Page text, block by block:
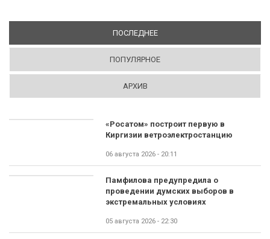
ПОСЛЕДНЕЕ(АКТИВНАЯ ВКЛАДКА)
ПОПУЛЯРНОЕ
АРХИВ
«Росатом» построит первую в
Киргизии ветроэлектростанцию
06 августа 2026 - 20:11
Памфилова предупредила о
проведении думских выборов в
экстремальных условиях
05 августа 2026 - 22:30